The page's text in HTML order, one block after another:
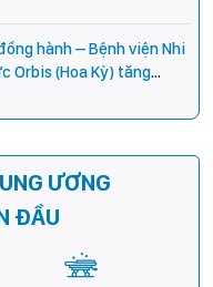
hành – Bệnh viện Nhi
Orbis (Hoa Kỳ) tăng
cơ hội bảo vệ thị lực
ƯƠNG
ĐẦU